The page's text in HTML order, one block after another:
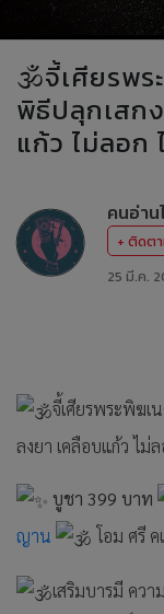
🕉️จี้เศียรพร
พิธีปลุกเสก
แก้ว ไม่ลอ
คนอ่า
+ ติดต
25 มี.ค.
จี้เศียรพระพิฆเ
ลงยา เคลือบแก้ว ไม่
บูชา 399 บาท
ญาน
โอม ศรี
เสริมบารมี ควา